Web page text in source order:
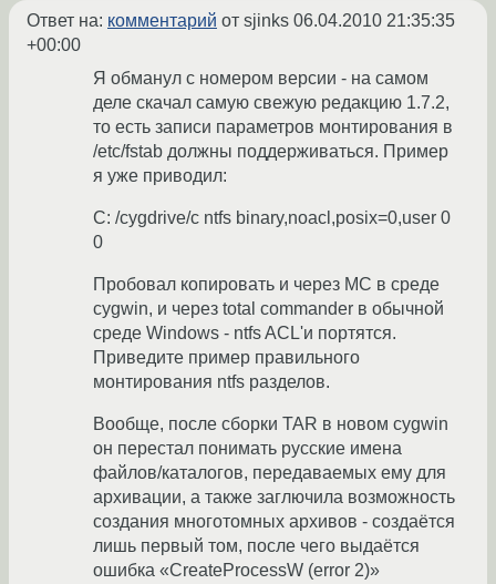
Ответ на: комментарий от sjinks 06.04.2010 21:35:35
+00:00
Я обманул с номером версии - на самом
деле скачал самую свежую редакцию 1.7.2,
то есть записи параметров монтирования в
/etc/fstab должны поддерживаться. Пример
я уже приводил:
C: /cygdrive/c ntfs binary,noacl,posix=0,user 0
0
Пробовал копировать и через MC в среде
cygwin, и через total commander в обычной
среде Windows - ntfs ACL'и портятся.
Приведите пример правильного
монтирования ntfs разделов.
Вообще, после сборки TAR в новом cygwin
он перестал понимать русские имена
файлов/каталогов, передаваемых ему для
архивации, а также заглючила возможность
создания многотомных архивов - создаётся
лишь первый том, после чего выдаётся
ошибка «CreateProcessW (error 2)»